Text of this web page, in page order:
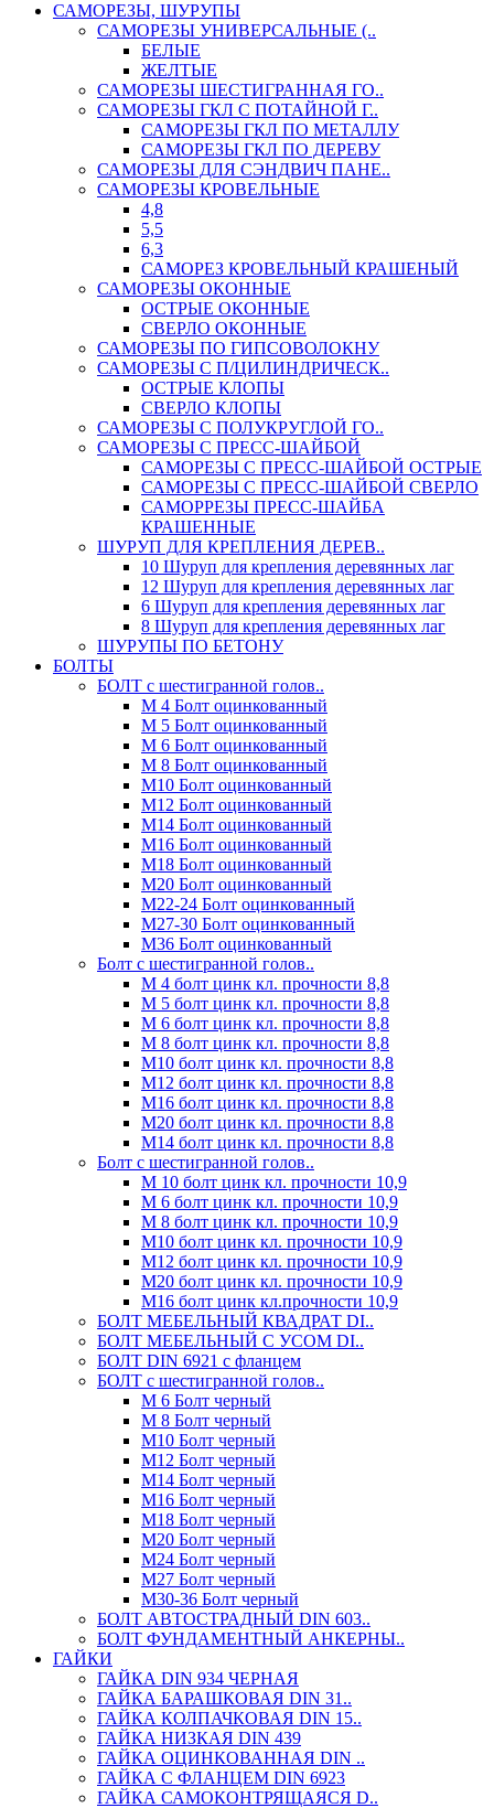
САМОРЕЗЫ, ШУРУПЫ
САМОРЕЗЫ УНИВЕРСАЛЬНЫЕ (..
БЕЛЫЕ
ЖЕЛТЫЕ
САМОРЕЗЫ ШЕСТИГРАННАЯ ГО..
САМОРЕЗЫ ГКЛ С ПОТАЙНОЙ Г..
САМОРЕЗЫ ГКЛ ПО МЕТАЛЛУ
САМОРЕЗЫ ГКЛ ПО ДЕРЕВУ
САМОРЕЗЫ ДЛЯ СЭНДВИЧ ПАНЕ..
САМОРЕЗЫ КРОВЕЛЬНЫЕ
4,8
5,5
6,3
САМОРЕЗ КРОВЕЛЬНЫЙ КРАШЕНЫЙ
САМОРЕЗЫ ОКОННЫЕ
ОСТРЫЕ ОКОННЫЕ
СВЕРЛО ОКОННЫЕ
САМОРЕЗЫ ПО ГИПСОВОЛОКНУ
САМОРЕЗЫ С П/ЦИЛИНДРИЧЕСК..
ОСТРЫЕ КЛОПЫ
СВЕРЛО КЛОПЫ
САМОРЕЗЫ С ПОЛУКРУГЛОЙ ГО..
САМОРЕЗЫ С ПРЕСС-ШАЙБОЙ
САМОРЕЗЫ С ПРЕСС-ШАЙБОЙ ОСТРЫЕ
САМОРЕЗЫ С ПРЕСС-ШАЙБОЙ СВЕРЛО
САМОРРЕЗЫ ПРЕСС-ШАЙБА
КРАШЕННЫЕ
ШУРУП ДЛЯ КРЕПЛЕНИЯ ДЕРЕВ..
10 Шуруп для крепления деревянных лаг
12 Шуруп для крепления деревянных лаг
6 Шуруп для крепления деревянных лаг
8 Шуруп для крепления деревянных лаг
ШУРУПЫ ПО БЕТОНУ
БОЛТЫ
БОЛТ с шестигранной голов..
М 4 Болт оцинкованный
М 5 Болт оцинкованный
М 6 Болт оцинкованный
М 8 Болт оцинкованный
М10 Болт оцинкованный
М12 Болт оцинкованный
М14 Болт оцинкованный
М16 Болт оцинкованный
М18 Болт оцинкованный
М20 Болт оцинкованный
М22-24 Болт оцинкованный
М27-30 Болт оцинкованный
М36 Болт оцинкованный
Болт с шестигранной голов..
М 4 болт цинк кл. прочности 8,8
М 5 болт цинк кл. прочности 8,8
М 6 болт цинк кл. прочности 8,8
М 8 болт цинк кл. прочности 8,8
М10 болт цинк кл. прочности 8,8
М12 болт цинк кл. прочности 8,8
М16 болт цинк кл. прочности 8,8
М20 болт цинк кл. прочности 8,8
М14 болт цинк кл. прочности 8,8
Болт с шестигранной голов..
М 10 болт цинк кл. прочности 10,9
М 6 болт цинк кл. прочности 10,9
М 8 болт цинк кл. прочности 10,9
М10 болт цинк кл. прочности 10,9
М12 болт цинк кл. прочности 10,9
М20 болт цинк кл. прочности 10,9
М16 болт цинк кл.прочности 10,9
БОЛТ МЕБЕЛЬНЫЙ КВАДРАТ DI..
БОЛТ МЕБЕЛЬНЫЙ С УСОМ DI..
БОЛТ DIN 6921 c фланцем
БОЛТ с шестигранной голов..
М 6 Болт черный
М 8 Болт черный
М10 Болт черный
М12 Болт черный
М14 Болт черный
М16 Болт черный
М18 Болт черный
М20 Болт черный
М24 Болт черный
М27 Болт черный
М30-36 Болт черный
БОЛТ АВТОСТРАДНЫЙ DIN 603..
БОЛТ ФУНДАМЕНТНЫЙ АНКЕРНЫ..
ГАЙКИ
ГАЙКА DIN 934 ЧЕРНАЯ
ГАЙКА БАРАШКОВАЯ DIN 31..
ГАЙКА КОЛПАЧКОВАЯ DIN 15..
ГАЙКА НИЗКАЯ DIN 439
ГАЙКА ОЦИНКОВАННАЯ DIN ..
ГАЙКА С ФЛАНЦЕМ DIN 6923
ГАЙКА САМОКОНТРЯЩАЯСЯ D..